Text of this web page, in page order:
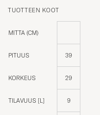
TUOTTEEN KOOT
MITTA (CM)
PITUUS 39
KORKEUS 29
TILAVUUS [L] 9